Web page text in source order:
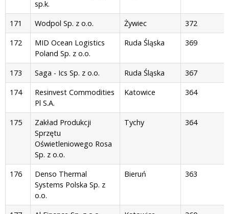
sp.k.
171 Wodpol Sp. z o.o. Żywiec
372
172
MID Ocean Logistics
Poland Sp. z o.o.
Ruda Śląska 369
173 Saga - Ics Sp. z o.o. Ruda Śląska
367
174
Resinvest Commodities
Pl S.A.
Katowice 364
175
Zakład Produkcji
Sprzętu
Oświetleniowego Rosa
Sp. z o.o.
Tychy 364
176
Denso Thermal
Systems Polska Sp. z
o.o.
Bieruń 363